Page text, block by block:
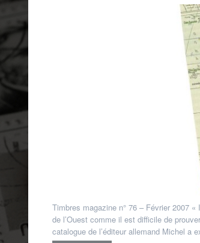
,Mali,
Timbres magazine n° 76 – Février 2007
de l’Ouest comme il est difficile de
catalogue de l’éditeur allemand Michel a